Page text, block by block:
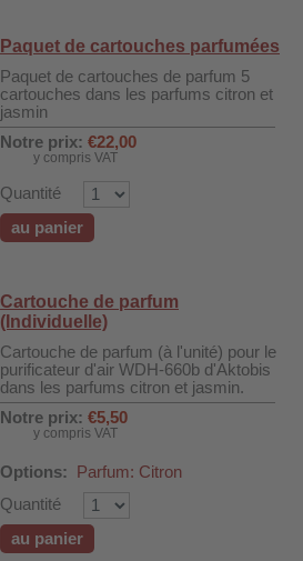
Paquet de cartouches parfumées
Paquet de cartouches de parfum 5
cartouches dans les parfums citron et
jasmin
Notre prix: €22,00
y compris VAT
Quantité
au panier
Cartouche de parfum
(Individuelle)
Cartouche de parfum (à l'unité) pour le
purificateur d'air WDH-660b d'Aktobis
dans les parfums citron et jasmin.
Notre prix: €5,50
y compris VAT
Options:
Parfum: Citron
Quantité
au panier